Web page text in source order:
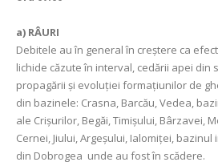
a) RÂURI
Debitele au în general în creștere ca
lichide căzute în interval, cedării apei din
propagării şi evoluţiei formaţiunilor de
din bazinele: Crasna, Barcău, Vedea,
ale Crişurilor, Begăi, Timişului, Bârzavei,
Cernei, Jiului, Argeşului, Ialomiţei,
din Dobrogea unde au fost în scădere.